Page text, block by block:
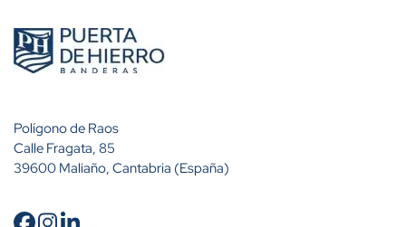
Polígono de Raos
Calle Fragata, 85
39600 Maliaño, Cantabria (España)